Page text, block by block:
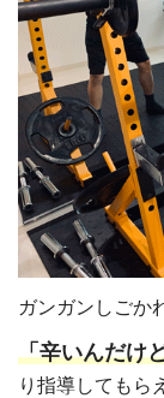
ガンガンしごか
「辛いんだけ
り指導してもら